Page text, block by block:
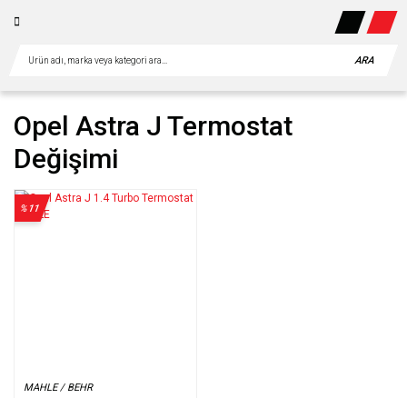
ARA
Opel Astra J Termostat
Değişimi
MAHLE / BEHR
%11